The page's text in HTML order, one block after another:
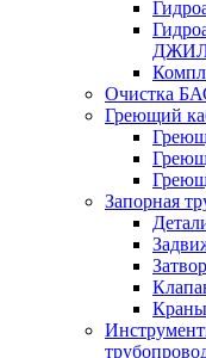
Очистка
Греющий
Запорная
Краны